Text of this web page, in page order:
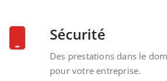
Sécurité
Des prestations dans le
pour votre entreprise.